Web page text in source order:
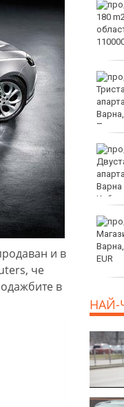
и в
че
в
бридж
при която
деца,
пътя София-
за 7 август
сделки с имоти
НАЙ-